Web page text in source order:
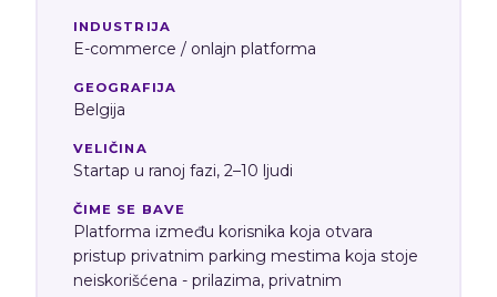
INDUSTRIJA
E-commerce / onlajn platforma
GEOGRAFIJA
Belgija
VELIČINA
Startap u ranoj fazi, 2–10 ljudi
ČIME SE BAVE
Platforma između korisnika koja otvara
pristup privatnim parking mestima koja stoje
neiskorišćena - prilazima, privatnim